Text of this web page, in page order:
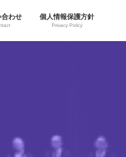
合わせ 個人情報保護方針
Privacy Policy